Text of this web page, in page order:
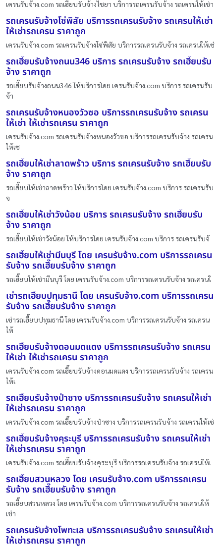
เครนรับจ้าง.com รถเฮี๊ยบรับจ้างไชยา บริการรถเครนรับจ้าง รถเครนให้เช่า
รถเครนรับจ้างโซ่พิสัย บริการรถเครนรับจ้าง รถเครนให้เช่า
ให้เช่ารถเครน ราคาถูก
เครนรับจ้าง.com รถเครนรับจ้างโซ่พิสัย บริการรถเครนรับจ้าง รถเครนให้เช่
รถเฮี๊ยบรับจ้างถนน346 บริการ รถเครนรับจ้าง รถเฮี๊ยบรับ
จ้าง ราคาถูก
รถเฮี๊ยบรับจ้างถนน346 ให้บริการโดย เครนรับจ้าง.com บริการ รถเครนรับ
จ้า
รถเครนรับจ้างหนองวัวซอ บริการรถเครนรับจ้าง รถเครน
ให้เช่า ให้เช่ารถเครน ราคาถูก
เครนรับจ้าง.com รถเครนรับจ้างหนองวัวซอ บริการรถเครนรับจ้าง รถเครน
ให้เช
รถเฮี๊ยบให้เช่าลาดพร้าว บริการ รถเครนรับจ้าง รถเฮี๊ยบรับ
จ้าง ราคาถูก
รถเฮี๊ยบให้เช่าลาดพร้าว ให้บริการโดย เครนรับจ้าง.com บริการ รถเครนรับ
จ
รถเฮี๊ยบให้เช่าวังน้อย บริการ รถเครนรับจ้าง รถเฮี๊ยบรับ
จ้าง ราคาถูก
รถเฮี๊ยบให้เช่าวังน้อย ให้บริการโดย เครนรับจ้าง.com บริการ รถเครนรับจ้
รถเฮี๊ยบให้เช่ามีนบุรี โดย เครนรับจ้าง.com บริการรถเครน
รับจ้าง รถเฮี๊ยบรับจ้าง ราคาถูก
รถเฮี๊ยบให้เช่ามีนบุรี โดย เครนรับจ้าง.com บริการรถเครนรับจ้าง รถเครนใ
เช่ารถเฮี๊ยบปทุมธานี โดย เครนรับจ้าง.com บริการรถเครน
รับจ้าง รถเฮี๊ยบรับจ้าง ราคาถูก
เช่ารถเฮี๊ยบปทุมธานี โดย เครนรับจ้าง.com บริการรถเครนรับจ้าง รถเครน
ให้
รถเฮี๊ยบรับจ้างดอนมดแดง บริการรถเครนรับจ้าง รถเครน
ให้เช่า ให้เช่ารถเครน ราคาถูก
เครนรับจ้าง.com รถเฮี๊ยบรับจ้างดอนมดแดง บริการรถเครนรับจ้าง รถเครน
ให้เ
รถเฮี๊ยบรับจ้างป่าซาง บริการรถเครนรับจ้าง รถเครนให้เช่า
ให้เช่ารถเครน ราคาถูก
เครนรับจ้าง.com รถเฮี๊ยบรับจ้างป่าซาง บริการรถเครนรับจ้าง รถเครนให้เช่
รถเฮี๊ยบรับจ้างคุระบุรี บริการรถเครนรับจ้าง รถเครนให้เช่า
ให้เช่ารถเครน ราคาถูก
เครนรับจ้าง.com รถเฮี๊ยบรับจ้างคุระบุรี บริการรถเครนรับจ้าง รถเครนให้เ
รถเฮี๊ยบสวนหลวง โดย เครนรับจ้าง.com บริการรถเครน
รับจ้าง รถเฮี๊ยบรับจ้าง ราคาถูก
รถเฮี๊ยบสวนหลวง โดย เครนรับจ้าง.com บริการรถเครนรับจ้าง รถเครนให้
เช่า
รถเครนรับจ้างโพทะเล บริการรถเครนรับจ้าง รถเครนให้เช่า
ให้เช่ารถเครน ราคาถูก